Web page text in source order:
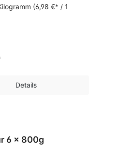
(6,98 €* / 1
Details
6 x 800g